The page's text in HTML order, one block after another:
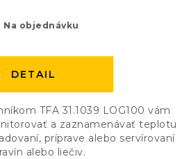
Na objednávku
DETAIL
TFA 31.1039 LOG100 vám
a zaznamenávať teplotu
príprave alebo servírovaní
alebo liečiv.